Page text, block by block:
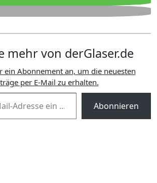
mehr von derGlaser.de
per E-Mail zu erhalten.
Abonnieren